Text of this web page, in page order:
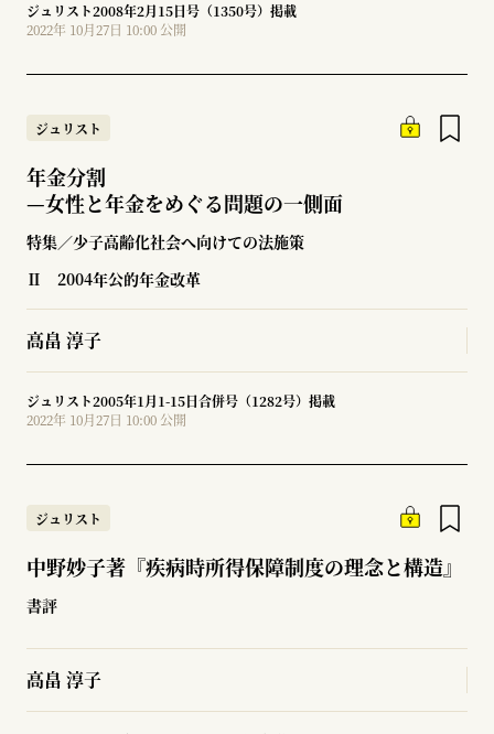
ジュリスト2008年2月15日号（1350号）掲載
2022年 10月27日 10:00 公開
ジュリスト
年金分割
—女性と年金をめぐる問題の一側面
特集／少子高齢化社会へ向けての法施策
Ⅱ 2004年公的年金改革
高畠 淳子
ジュリスト2005年1月1-15日合併号（1282号）掲載
2022年 10月27日 10:00 公開
ジュリスト
中野妙子著『疾病時所得保障制度の理念と構造』
書評
高畠 淳子